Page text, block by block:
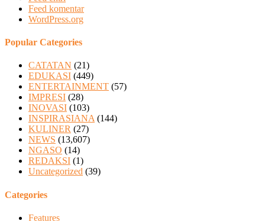
Feed komentar
WordPress.org
Popular Categories
CATATAN (21)
EDUKASI (449)
ENTERTAINMENT (57)
IMPRESI (28)
INOVASI (103)
INSPIRASIANA (144)
KULINER (27)
NEWS (13,607)
NGASO (14)
REDAKSI (1)
Uncategorized (39)
Categories
Features